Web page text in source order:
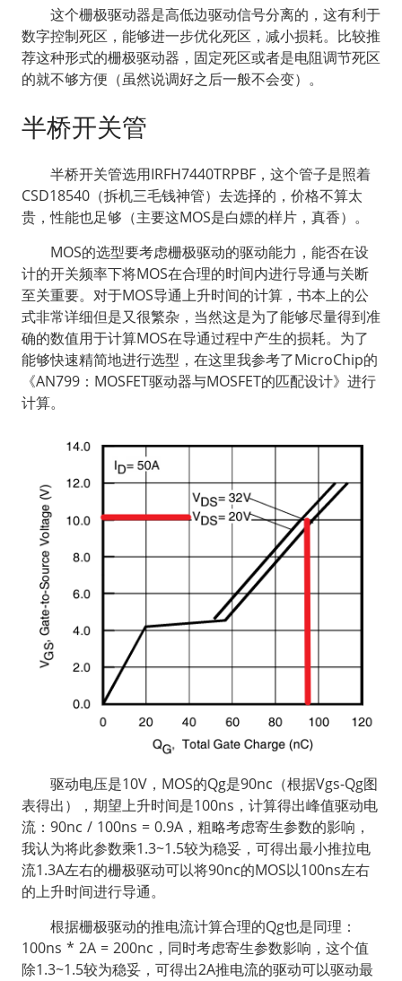
这个栅极驱动器是高低边驱动信号分离的，这有利于
数字控制死区，能够进一步优化死区，减小损耗。比较推
荐这种形式的栅极驱动器，固定死区或者是电阻调节死区
的就不够方便（虽然说调好之后一般不会变）。
半桥开关管
半桥开关管选用IRFH7440TRPBF，这个管子是照着
CSD18540（拆机三毛钱神管）去选择的，价格不算太
贵，性能也足够（主要这MOS是白嫖的样片，真香）。
MOS的选型要考虑栅极驱动的驱动能力，能否在设
计的开关频率下将MOS在合理的时间内进行导通与关断
至关重要。对于MOS导通上升时间的计算，书本上的公
式非常详细但是又很繁杂，当然这是为了能够尽量得到准
确的数值用于计算MOS在导通过程中产生的损耗。为了
能够快速精简地进行选型，在这里我参考了MicroChip的
《AN799：MOSFET驱动器与MOSFET的匹配设计》进行
计算。
驱动电压是10V，MOS的Qg是90nc（根据Vgs-Qg图
表得出），期望上升时间是100ns，计算得出峰值驱动电
流：90nc / 100ns = 0.9A，粗略考虑寄生参数的影响，
我认为将此参数乘1.3~1.5较为稳妥，可得出最小推拉电
流1.3A左右的栅极驱动可以将90nc的MOS以100ns左右
的上升时间进行导通。
根据栅极驱动的推电流计算合理的Qg也是同理：
100ns * 2A = 200nc，同时考虑寄生参数影响，这个值
除1.3~1.5较为稳妥，可得出2A推电流的驱动可以驱动最